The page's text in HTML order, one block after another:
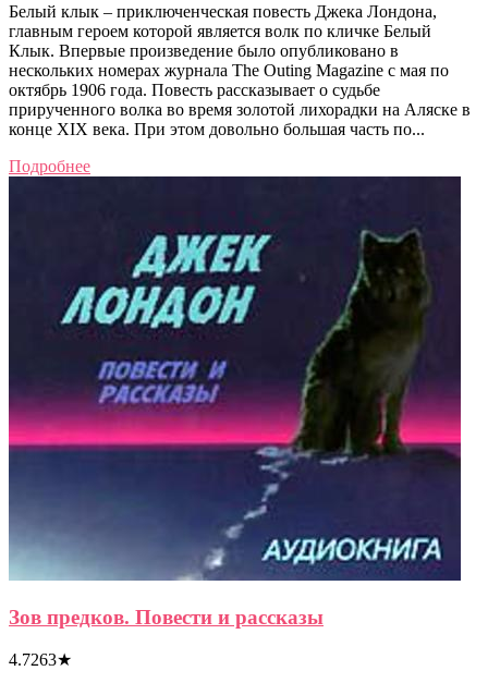
Белый клык – приключенческая повесть Джека Лондона,
главным героем которой является волк по кличке Белый
Клык. Впервые произведение было опубликовано в
нескольких номерах журнала The Outing Magazine с мая по
октябрь 1906 года. Повесть рассказывает о судьбе
прирученного волка во время золотой лихорадки на Аляске в
конце XIX века. При этом довольно большая часть по...
Подробнее
Зов предков. Повести и рассказы
4.7263★